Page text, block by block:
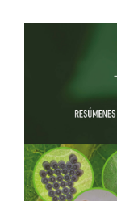
lateral
artículo